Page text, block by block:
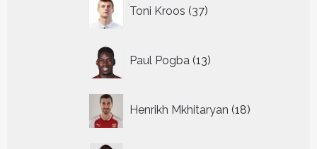
Toni Kroos 37
producten
Paul Pogba 13
producten
Henrikh Mkhitaryan 18
producten